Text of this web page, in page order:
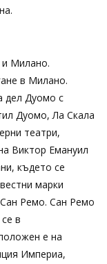
и Милано.
в Милано.
дел Дуомо с
Дуомо, Ла Скала
театри,
Виктор Емануил
където се
марки
Ремо. Сан Ремо
в
е на
Империа,